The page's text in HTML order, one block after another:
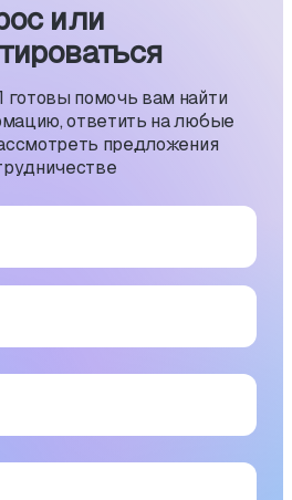
или
помочь вам найти
ответить на любые
предложения